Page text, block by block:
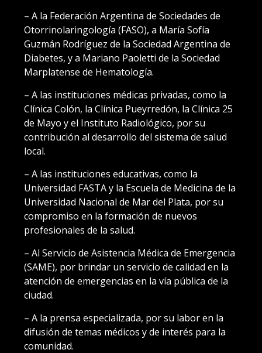
– A la Federación Argentina de Sociedades de
Otorrinolaringología (FASO), a María Sofía
Guzmán Rodríguez de la Sociedad Argentina de
Diabetes, y a Mariano Paoletti de la Sociedad
Marplatense de Hematología.
– A las instituciones médicas privadas, como la
Clínica Colón, la Clínica Pueyrredón, la Clínica 25
de Mayo y el Instituto Radiológico, por su
contribución al desarrollo del sistema de salud
local.
– A las instituciones educativas, como la
Universidad FASTA y la Escuela de Medicina de la
Universidad Nacional de Mar del Plata, por su
compromiso en la formación de nuevos
profesionales de la salud.
– Al Servicio de Asistencia Médica de Emergencia
(SAME), por brindar un servicio de calidad en la
atención de emergencias en la vía pública de la
ciudad.
– A la prensa especializada, por su labor en la
difusión de temas médicos y de interés para la
comunidad.